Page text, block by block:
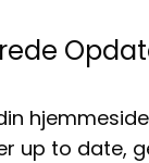
up to date,